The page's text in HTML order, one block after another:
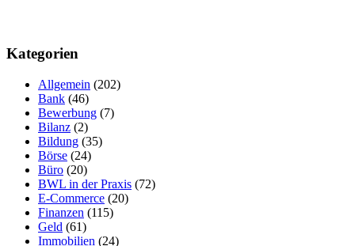
Kategorien
Allgemein (202)
Bank (46)
Bewerbung (7)
Bilanz (2)
Bildung (35)
Börse (24)
Büro (20)
BWL in der Praxis (72)
E-Commerce (20)
Finanzen (115)
Geld (61)
Immobilien (24)